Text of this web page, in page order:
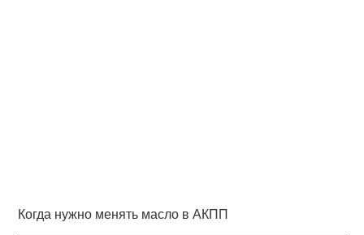
Когда нужно менять масло в АКПП